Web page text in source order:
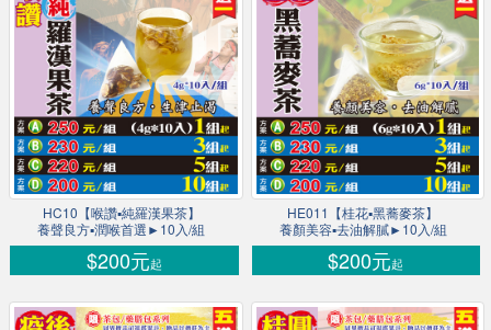
HC10【喉讚▪純羅漢果茶】
養聲良方▪潤喉首選►10入/組
$200元起
HE011【桂花▪黑蕎麥茶】
養顏美容▪去油解膩►10入/組
$200元起